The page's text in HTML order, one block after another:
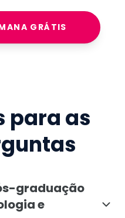
GRÁTIS
para as
graduação
e